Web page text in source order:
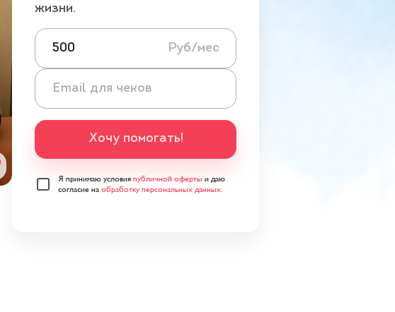
жизни.
Руб/мес
Email для чеков
Хочу помогать!
Я принимаю условия публичной оферты и даю
согласие на обработку персональных данных.